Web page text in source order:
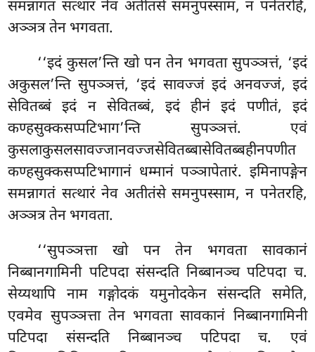
समन्नागतं सत्थारं नेव अतीतंसे समनुपस्साम, न पनेतरहि,
अञ्ञत्र तेन भगवता.
‘‘इदं कुसल’न्ति खो पन तेन भगवता सुपञ्ञत्तं, ‘इदं
अकुसल’न्ति सुपञ्ञत्तं, ‘इदं सावज्जं इदं अनवज्जं, इदं
सेवितब्बं इदं न सेवितब्बं, इदं हीनं इदं पणीतं, इदं
कण्हसुक्कसप्पटिभाग’न्ति सुपञ्ञत्तं. एवं
कुसलाकुसलसावज्जानवज्जसेवितब्बासेवितब्बहीनपणीत
कण्हसुक्कसप्पटिभागानं धम्मानं पञ्ञापेतारं. इमिनापङ्गेन
समन्नागतं सत्थारं नेव अतीतंसे समनुपस्साम, न पनेतरहि,
अञ्ञत्र तेन भगवता.
‘‘सुपञ्ञत्ता खो पन तेन भगवता सावकानं
निब्बानगामिनी पटिपदा संसन्दति निब्बानञ्च पटिपदा च.
सेय्यथापि नाम गङ्गोदकं यमुनोदकेन संसन्दति समेति,
एवमेव सुपञ्ञत्ता तेन भगवता सावकानं निब्बानगामिनी
पटिपदा संसन्दति निब्बानञ्च पटिपदा च. एवं